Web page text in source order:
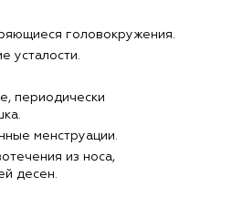
головокружения.
усталости.
периодически
менструации.
из носа,
десен.